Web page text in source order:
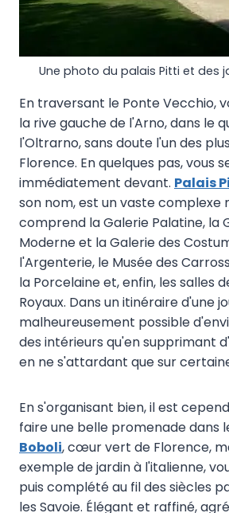
Une photo du palais Pitti et des
En traversant le Ponte Vecchio,
la rive gauche de l'Arno, dans le
l'Oltrarno, sans doute l'un des
Florence. En quelques pas, vous
immédiatement devant. Palais
son nom, est un vaste complexe
comprend la Galerie Palatine, la
Moderne et la Galerie des
l'Argenterie, le Musée des
la Porcelaine et, enfin, les salles
Royaux. Dans un itinéraire d'une
malheureusement possible
des intérieurs qu'en supprimant
en ne s'attardant que sur
En s'organisant bien, il est
faire une belle promenade dans
Boboli, cœur vert de Florence,
exemple de jardin à l'italienne,
puis complété au fil des siècles
les Savoie. Élégant et raffiné,